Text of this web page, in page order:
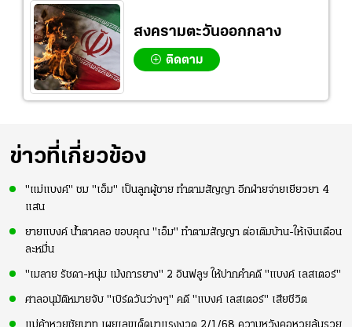
สงครามตะวันออกกลาง
ติดตาม
ข่าวที่เกี่ยวข้อง
"แม่แบงค์" ชม "เอ็ม" เป็นลูกผู้ชาย ทำตามสัญญา อีกฝ่ายจ่ายเยียวยา 4
แสน
ยายแบงค์ น้ำตาคลอ ขอบคุณ "เอ็ม" ทำตามสัญญา ต่อเติมบ้าน-ให้เงินเดือน
ละหมื่น
"เมลาย รัชดา-หนุ่ม เม้งการยาง" 2 อินฟลูฯ ให้ปากคำคดี "แบงค์ เลสเตอร์"
ศาลอนุมัติหมายจับ "เบิร์ดวันว่างๆ" คดี "แบงค์ เลสเตอร์" เสียชีวิต